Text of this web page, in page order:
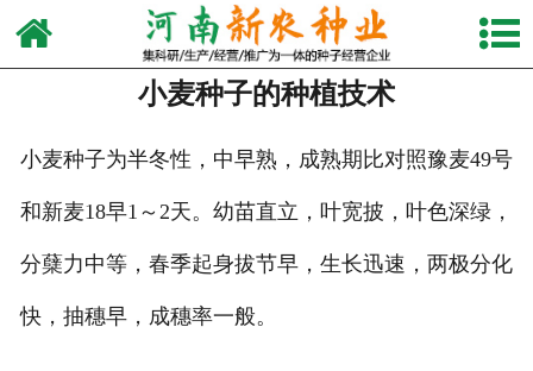
网站首页
关于我们
产品中心
新闻动态
视频中心
小麦种子的种植技术
小麦种子为半冬性，中早熟，成熟期比对照豫麦49号
和新麦18早1～2天。幼苗直立，叶宽披，叶色深绿，
分蘖力中等，春季起身拔节早，生长迅速，两极分化
快，抽穗早，成穗率一般。